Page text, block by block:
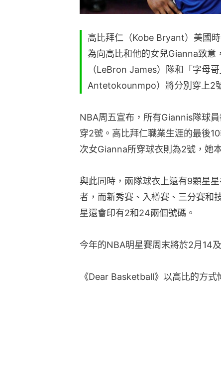
高比拜仁（Kobe Bryant）美國
為向高比和他的女兒Gianna致意
（LeBron James）隊和「字母
Antetokounmpo）將分別穿上2
NBA周五宣布，所有Giannis隊球
穿2號。高比拜仁職業生涯的最後
次女Gianna所穿球衣則為2號，她
與此同時，兩隊球衣上還有9顆星
者，而新秀賽、入樽賽、三分賽和
星還會印有2和24兩個號碼。
今年的NBA明星賽周末將於2月14
《Dear Basketball》以高比的方式